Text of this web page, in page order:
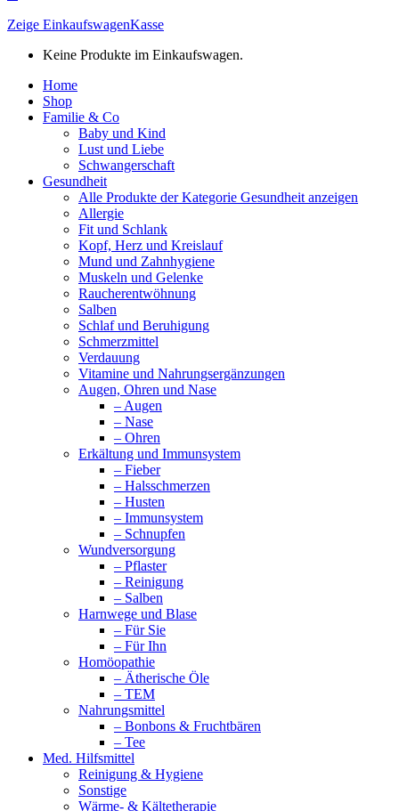
Zeige EinkaufswagenKasse
Keine Produkte im Einkaufswagen.
Home
Shop
Familie & Co
Baby und Kind
Lust und Liebe
Schwangerschaft
Gesundheit
Alle Produkte der Kategorie Gesundheit anzeigen
Allergie
Fit und Schlank
Kopf, Herz und Kreislauf
Mund und Zahnhygiene
Muskeln und Gelenke
Raucherentwöhnung
Salben
Schlaf und Beruhigung
Schmerzmittel
Verdauung
Vitamine und Nahrungsergänzungen
Augen, Ohren und Nase
– Augen
– Nase
– Ohren
Erkältung und Immunsystem
– Fieber
– Halsschmerzen
– Husten
– Immunsystem
– Schnupfen
Wundversorgung
– Pflaster
– Reinigung
– Salben
Harnwege und Blase
– Für Sie
– Für Ihn
Homöopathie
– Ätherische Öle
– TEM
Nahrungsmittel
– Bonbons & Fruchtbären
– Tee
Med. Hilfsmittel
Reinigung & Hygiene
Sonstige
Wärme- & Kältetherapie